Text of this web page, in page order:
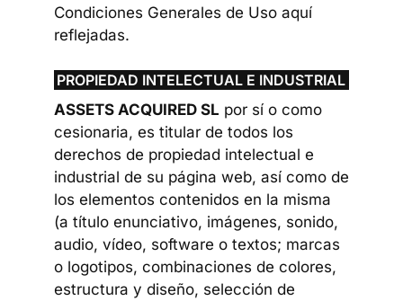
Condiciones Generales de Uso aquí
reflejadas.
PROPIEDAD INTELECTUAL E INDUSTRIAL
ASSETS ACQUIRED SL por sí o como
cesionaria, es titular de todos los
derechos de propiedad intelectual e
industrial de su página web, así como de
los elementos contenidos en la misma
(a título enunciativo, imágenes, sonido,
audio, vídeo, software o textos; marcas
o logotipos, combinaciones de colores,
estructura y diseño, selección de